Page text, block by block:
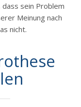
sein Problem
Meinung nach
nicht.